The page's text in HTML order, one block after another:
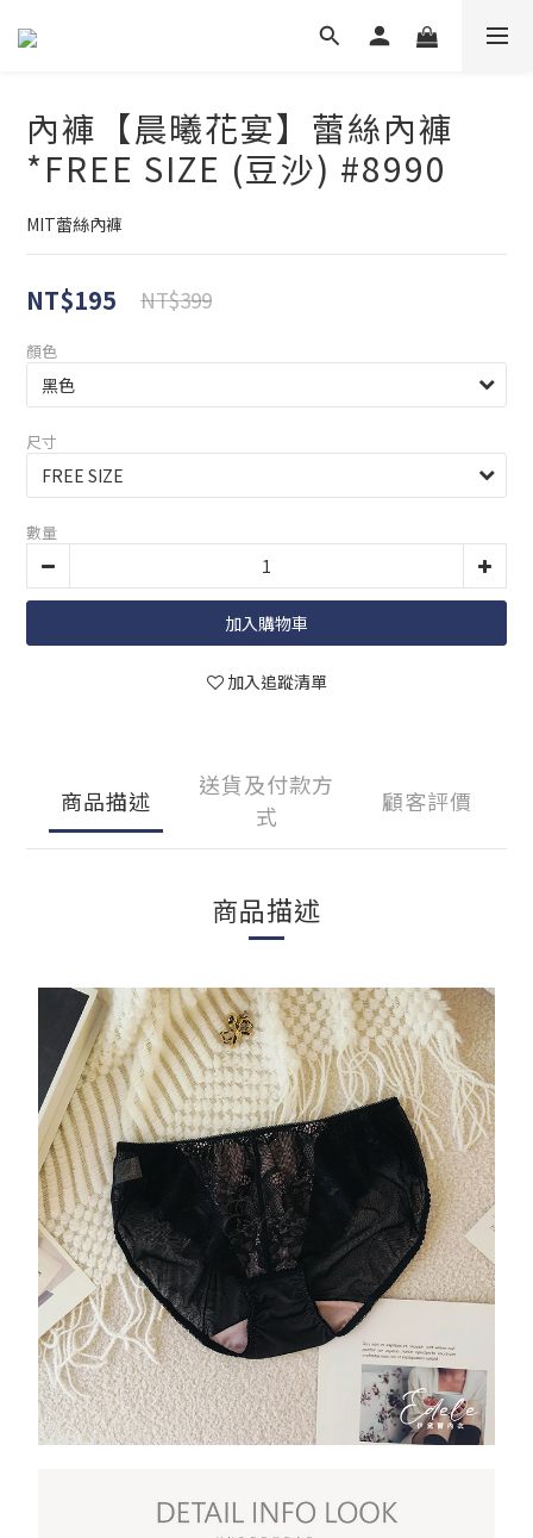
內褲【晨曦花宴】蕾絲內褲
*FREE SIZE (豆沙) #8990
MIT蕾絲內褲
NT$195 NT$399
顏色
尺寸
數量
加入購物車
加入追蹤清單
商品描述
送貨及付款方
式
顧客評價
商品描述